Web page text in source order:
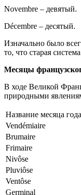
Novembre – девятый.
Décembre – десятый.
Изначально было
то, что старая
Месяцы
В ходе Великой
природными
Название месяца
Vendémiaire
Brumaire
Frimaire
Nivôse
Pluviôse
Ventôse
Germinal